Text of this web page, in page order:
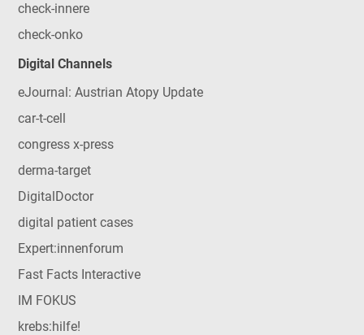
check-innere
check-onko
Digital Channels
eJournal: Austrian Atopy Update
car-t-cell
congress x-press
derma-target
DigitalDoctor
digital patient cases
Expert:innenforum
Fast Facts Interactive
IM FOKUS
krebs:hilfe!